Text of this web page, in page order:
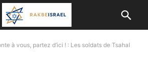
à vous, partez d’ici ! : Les soldats de Tsahal